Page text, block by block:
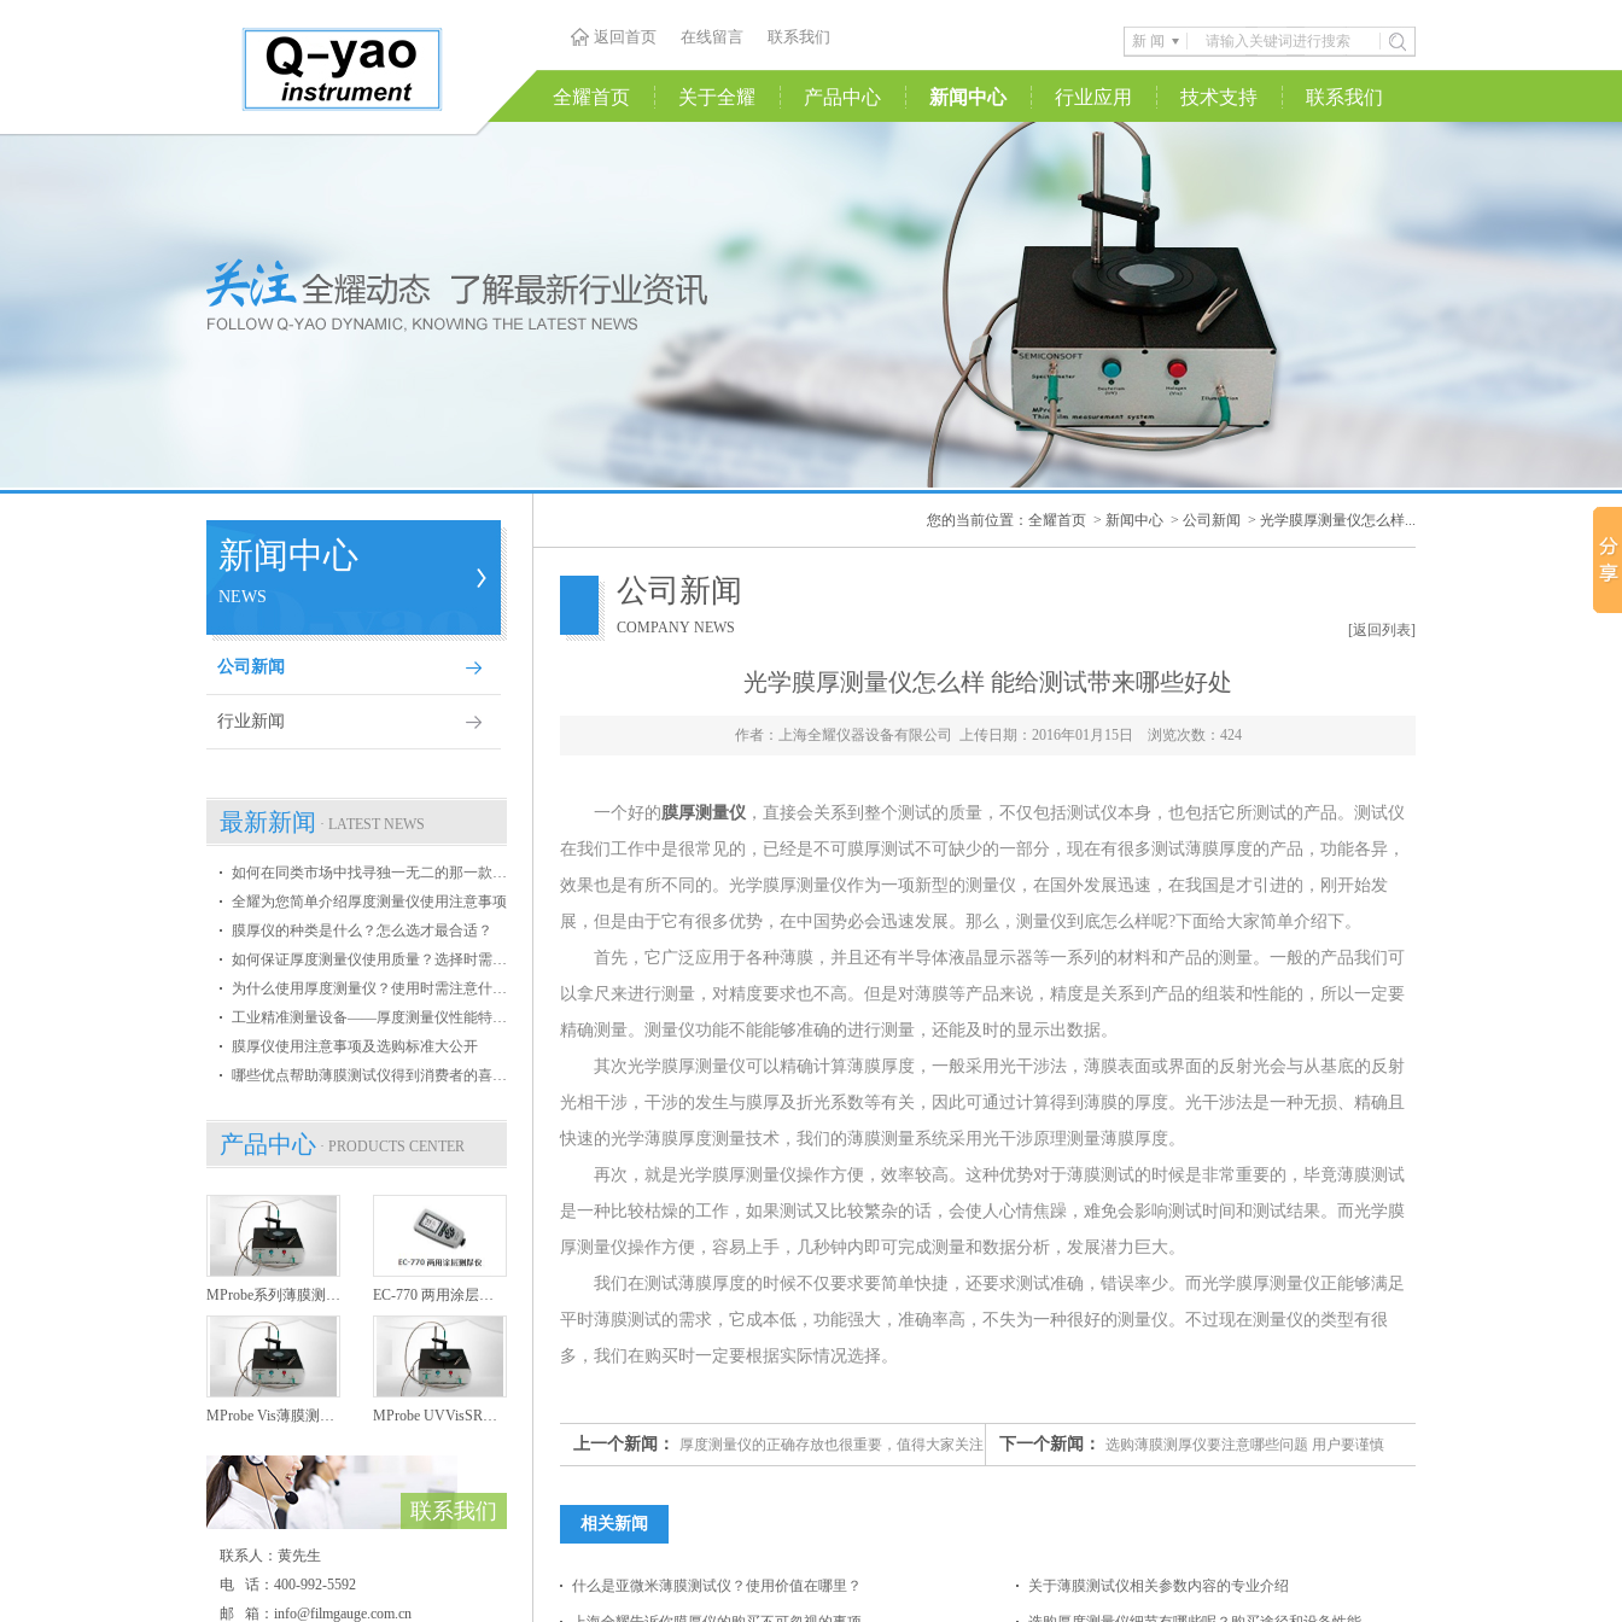
返回首页 在线留言 联系我们 新 闻
全耀首页 关于全耀 产品中心 新闻中心 行业应用 技术支持 联系我们
新闻中心
NEWS
公司新闻
行业新闻
最新新闻 · LATEST NEWS
如何在同类市场中找寻独一无二的那一款膜厚仪
全耀为您简单介绍厚度测量仪使用注意事项
膜厚仪的种类是什么？怎么选才最合适？
如何保证厚度测量仪使用质量？选择时需掌握哪些条件？
为什么使用厚度测量仪？使用时需注意什么？
工业精准测量设备——厚度测量仪性能特点介绍
膜厚仪使用注意事项及选购标准大公开
哪些优点帮助薄膜测试仪得到消费者的喜爱？
产品中心 · PRODUCTS CENTER
MProbe系列薄膜测厚仪 EC-770 两用涂层测厚仪
MProbe Vis薄膜测厚仪 MProbe UVVisSR薄膜测厚仪
联系我们
联系人：黄先生
电 话：400-992-5592
邮 箱：info@filmgauge.com.cn
您的当前位置： 全耀首页 > 新闻中心 > 公司新闻 > 光学膜厚测量仪怎么样...
公司新闻
COMPANY NEWS [返回列表]
光学膜厚测量仪怎么样 能给测试带来哪些好处
作者：上海全耀仪器设备有限公司 上传日期：2016年01月15日 浏览次数： 424
一个好的膜厚测量仪 ，直接会关系到整个测试的质量，不仅包括测试仪本身，也包括它所测试的产品。测试仪
在我们工作中是很常见的，已经是不可膜厚测试不可缺少的一部分，现在有很多测试薄膜厚度的产品，功能各异，
效果也是有所不同的。光学膜厚测量仪作为一项新型的测量仪，在国外发展迅速，在我国是才引进的，刚开始发
展，但是由于它有很多优势，在中国势必会迅速发展。那么，测量仪到底怎么样呢?下面给大家简单介绍下。
首先，它广泛应用于各种薄膜，并且还有半导体液晶显示器等一系列的材料和产品的测量。一般的产品我们可
以拿尺来进行测量，对精度要求也不高。但是对薄膜等产品来说，精度是关系到产品的组装和性能的，所以一定要
精确测量。测量仪功能不能能够准确的进行测量，还能及时的显示出数据。
其次光学膜厚测量仪可以精确计算薄膜厚度，一般采用光干涉法，薄膜表面或界面的反射光会与从基底的反射
光相干涉，干涉的发生与膜厚及折光系数等有关，因此可通过计算得到薄膜的厚度。光干涉法是一种无损、精确且
快速的光学薄膜厚度测量技术，我们的薄膜测量系统采用光干涉原理测量薄膜厚度。
再次，就是光学膜厚测量仪操作方便，效率较高。这种优势对于薄膜测试的时候是非常重要的，毕竟薄膜测试
是一种比较枯燥的工作，如果测试又比较繁杂的话，会使人心情焦躁，难免会影响测试时间和测试结果。而光学膜
厚测量仪操作方便，容易上手，几秒钟内即可完成测量和数据分析，发展潜力巨大。
我们在测试薄膜厚度的时候不仅要求要简单快捷，还要求测试准确，错误率少。而光学膜厚测量仪正能够满足
平时薄膜测试的需求，它成本低，功能强大，准确率高，不失为一种很好的测量仪。不过现在测量仪的类型有很
多，我们在购买时一定要根据实际情况选择。
上一个新闻： 厚度测量仪的正确存放也很重要，值得大家关注 下一个新闻： 选购薄膜测厚仪要注意哪些问题 用户要谨慎
相关新闻
什么是亚微米薄膜测试仪？使用价值在哪里？ 关于薄膜测试仪相关参数内容的专业介绍